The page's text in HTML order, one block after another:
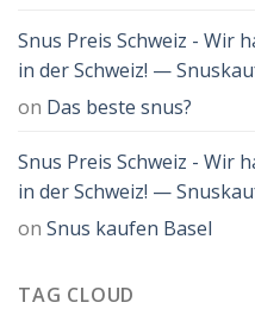
Snus Preis Schweiz - Wir
in der Schweiz! —
on Das beste snus?
Snus Preis Schweiz - Wir
in der Schweiz! —
on Snus kaufen Basel
TAG CLOUD